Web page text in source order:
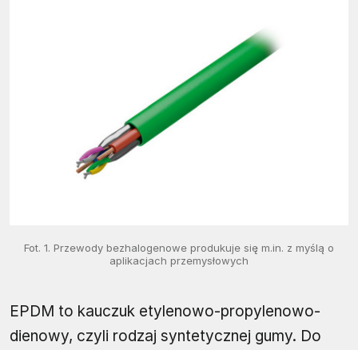
Fot. 1. Przewody bezhalogenowe produkuje się m.in. z myślą o
aplikacjach przemysłowych
EPDM to kauczuk etylenowo-propylenowo-
dienowy, czyli rodzaj syntetycznej gumy. Do